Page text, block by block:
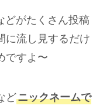
どがたくさん投稿
に流し見するだけ
ですよ〜
どニックネームで